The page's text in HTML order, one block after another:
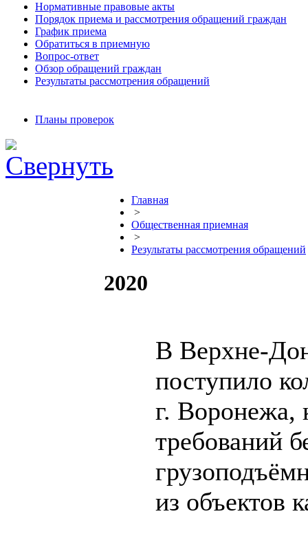
Нормативные правовые акты
Порядок приема и рассмотрения обращений граждан
График приема
Обратиться в приемную
Вопрос-ответ
Обзор обращений граждан
Результаты рассмотрения обращений
Планы проверок
Главная
>
Общественная приемная
>
Результаты рассмотрения обращений
2020
В Верхне-
поступило
г. Воронежа,
требований
из объектов